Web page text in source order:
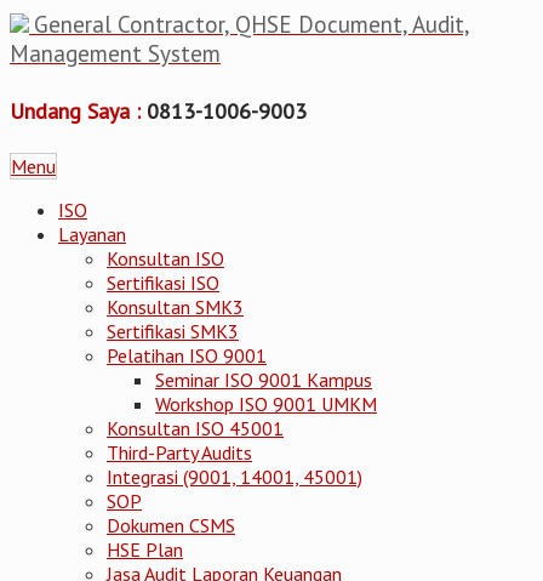
General Contractor, QHSE Document, Audit,
Management System
Undang Saya : 0813-1006-9003
Menu
ISO
Layanan
Konsultan ISO
Sertifikasi ISO
Konsultan SMK3
Sertifikasi SMK3
Pelatihan ISO 9001
Seminar ISO 9001 Kampus
Workshop ISO 9001 UMKM
Konsultan ISO 45001
Third-Party Audits
Integrasi (9001, 14001, 45001)
SOP
Dokumen CSMS
HSE Plan
Jasa Audit Laporan Keuangan